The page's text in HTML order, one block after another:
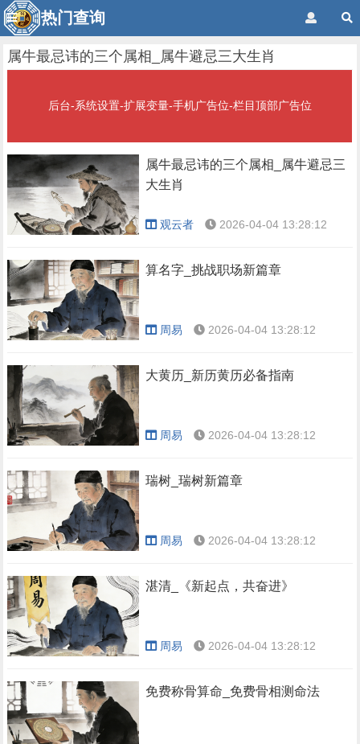
热门查询
属牛最忌讳的三个属相_属牛避忌三大生肖
后台-系统设置-扩展变量-手机广告位-栏目顶部广告位
属牛最忌讳的三个属相_属牛避忌三
大生肖
观云者 2026-04-04 13:28:12
算名字_挑战职场新篇章
周易 2026-04-04 13:28:12
大黄历_新历黄历必备指南
周易 2026-04-04 13:28:12
瑞树_瑞树新篇章
周易 2026-04-04 13:28:12
湛清_《新起点，共奋进》
周易 2026-04-04 13:28:12
免费称骨算命_免费骨相测命法